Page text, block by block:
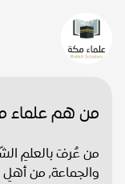
من هم علماء
من عُرفَ بالعلمِ
والجماعة, من